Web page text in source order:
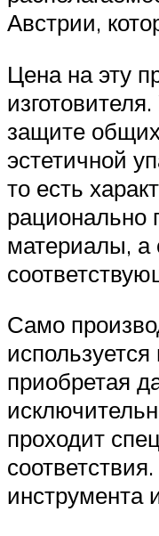
Австрии,
Цена на эту
защите общих
эстетичной
то есть
рационально
материалы, а
Само
приобретая
проходит
инструмента